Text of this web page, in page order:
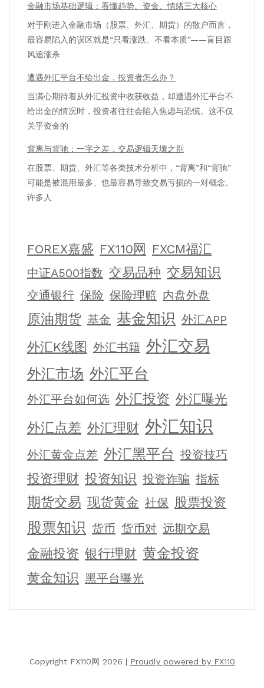
金融市场基础逻辑：看懂趋势、资金、情绪三大核心
对于刚进入金融市场（股票、外汇、期货）的散户而言，
最容易陷入的误区就是“只看涨跌、不看本质”——盲目跟
风追涨杀
遭遇外汇平台不给出金，投资者怎么办？
当满心期待着从外汇投资中收获收益，却遭遇外汇平台不
给出金的情况时，投资者往往会陷入焦虑与恐慌。这不仅
关乎资金的
背离与背驰：一字之差，交易逻辑天壤之别
在股票、期货、外汇等各类技术分析中，“背离”和“背驰”
可能是被混用最多、也最容易导致交易亏损的一对概念。
许多人
FOREX嘉盛 FX110网 FXCM福汇
中证A500指数 交易品种 交易知识
交通银行 保险 保险理赔 内盘外盘
原油期货 基金 基金知识 外汇APP
外汇K线图 外汇书籍 外汇交易
外汇市场 外汇平台
外汇平台如何选 外汇投资 外汇曝光
外汇点差 外汇理财 外汇知识
外汇黄金点差 外汇黑平台 投资技巧
投资理财 投资知识 投资诈骗 指标
期货交易 现货黄金 社保 股票投资
股票知识 货币 货币对 远期交易
金融投资 银行理财 黄金投资
黄金知识 黑平台曝光
Copyright FX110网 2026 | Proudly powered by FX110